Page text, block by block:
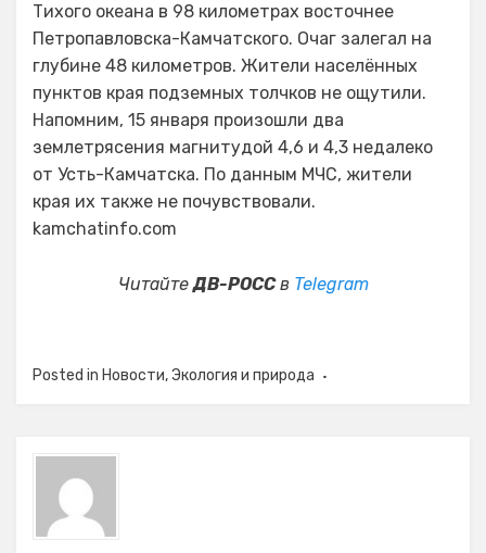
Тихого океана в 98 километрах восточнее
Петропавловска-Камчатского. Очаг залегал на
глубине 48 километров. Жители населённых
пунктов края подземных толчков не ощутили.
Напомним, 15 января произошли два
землетрясения магнитудой 4,6 и 4,3 недалеко
от Усть-Камчатска. По данным МЧС, жители
края их также не почувствовали.
kamchatinfo.com
ЧитайтеДВ-РОССв Telegram
Posted in Новости,Экология и природа